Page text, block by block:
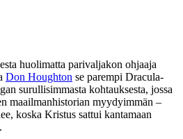
huolimatta parivaljakon ohjaaja
Don Houghton se parempi Dracula-
surullisimmasta kohtauksesta, jossa
maailmanhistorian myydyimmän –
koska Kristus sattui kantamaan